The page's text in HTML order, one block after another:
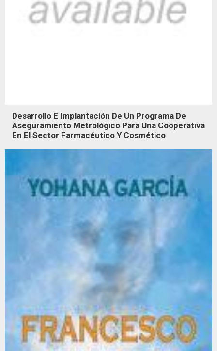
Desarrollo E Implantación De Un Programa De
Aseguramiento Metrológico Para Una Cooperativa
En El Sector Farmacéutico Y Cosmético